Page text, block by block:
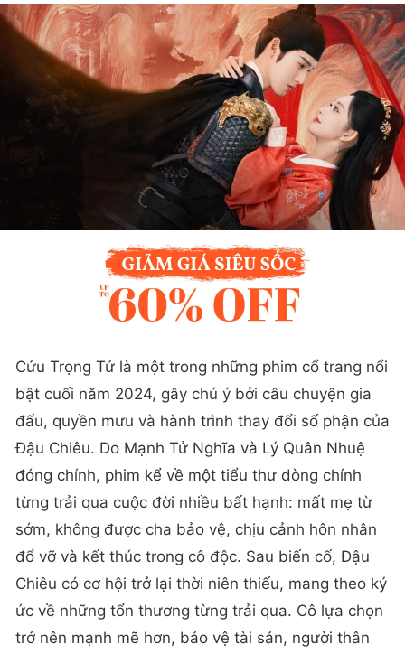
Cửu Trọng Tử là một trong những phim cổ trang nổi
bật cuối năm 2024, gây chú ý bởi câu chuyện gia
đấu, quyền mưu và hành trình thay đổi số phận của
Đậu Chiêu. Do Mạnh Tử Nghĩa và Lý Quân Nhuệ
đóng chính, phim kể về một tiểu thư dòng chính
từng trải qua cuộc đời nhiều bất hạnh: mất mẹ từ
sớm, không được cha bảo vệ, chịu cảnh hôn nhân
đổ vỡ và kết thúc trong cô độc. Sau biến cố, Đậu
Chiêu có cơ hội trở lại thời niên thiếu, mang theo ký
ức về những tổn thương từng trải qua. Cô lựa chọn
trở nên mạnh mẽ hơn, bảo vệ tài sản, người thân